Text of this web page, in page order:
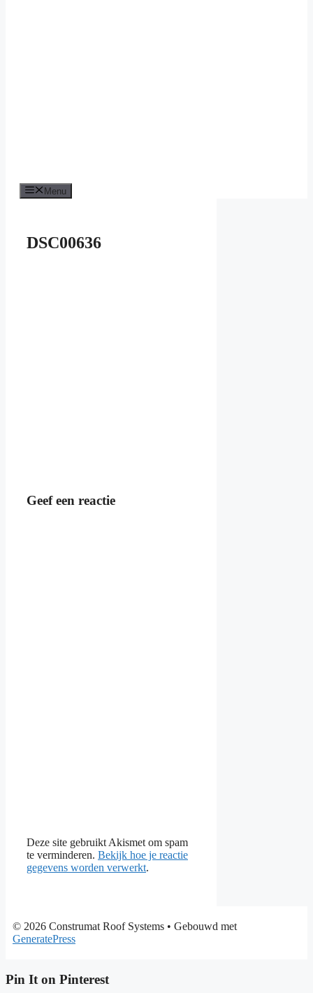
Menu
DSC00636
Geef een reactie
Deze site gebruikt Akismet om spam
te verminderen. Bekijk hoe je reactie
gegevens worden verwerkt.
© 2026 Construmat Roof Systems • Gebouwd met
GeneratePress
Pin It on Pinterest